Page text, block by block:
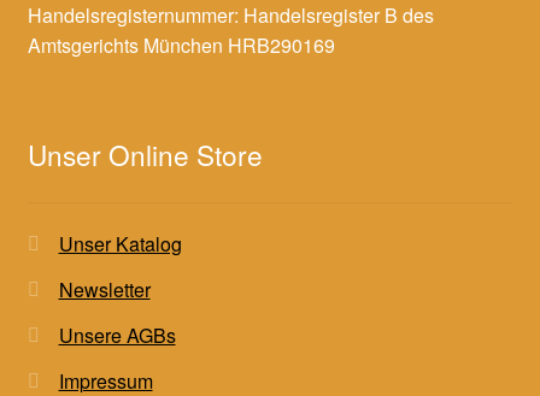
Handelsregisternummer: Handelsregister B des
Amtsgerichts München HRB290169
Unser Online Store
Unser Katalog
Newsletter
Unsere AGBs
Impressum